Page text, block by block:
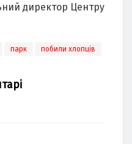
директор Центру
парк побили хлопців